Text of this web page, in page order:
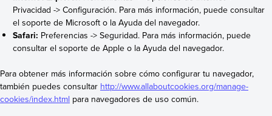
Privacidad -> Configuración. Para más información, puede consultar
el soporte de Microsoft o la Ayuda del navegador.
Safari: Preferencias -> Seguridad. Para más información, puede
consultar el soporte de Apple o la Ayuda del navegador.
Para obtener más información sobre cómo configurar tu navegador,
también puedes consultar http://www.allaboutcookies.org/manage-
cookies/index.html para navegadores de uso común.